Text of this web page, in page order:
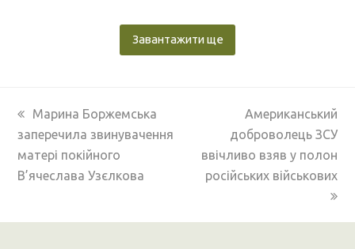
Завантажити ще
previous
post:
Марина Боржемська
заперечила звинувачення
матері покійного
В’ячеслава Узєлкова
next
post:
Американський
доброволець ЗСУ
ввічливо взяв у полон
російських військових